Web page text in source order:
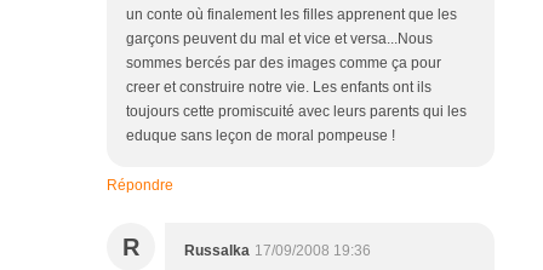
un conte où finalement les filles apprenent que les
garçons peuvent du mal et vice et versa...Nous
sommes bercés par des images comme ça pour
creer et construire notre vie. Les enfants ont ils
toujours cette promiscuité avec leurs parents qui les
eduque sans leçon de moral pompeuse !
Répondre
R Russalka 17/09/2008 19:36